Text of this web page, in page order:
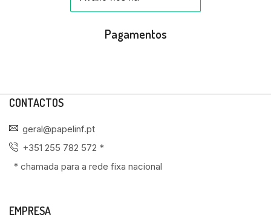
Pagamentos
CONTACTOS
geral@papelinf.pt
+351 255 782 572 *
* chamada para a rede fixa nacional
EMPRESA